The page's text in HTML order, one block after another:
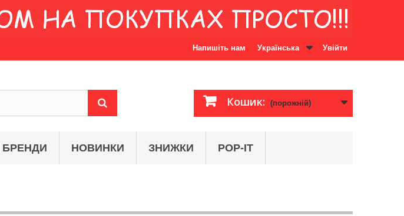
Увійти
Українська
Напишіть нам
Кошик: (порожній)
БРЕНДИ НОВИНКИ ЗНИЖКИ POP-IT